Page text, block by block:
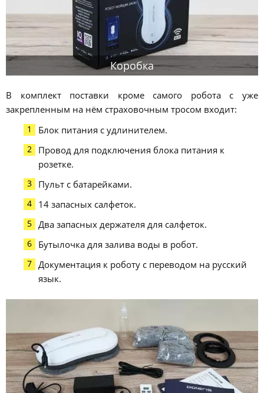
Коробка
В комплект поставки кроме самого робота с уже
закрепленным на нём страховочным тросом входит:
Блок питания с удлинителем.
Провод для подключения блока питания к
розетке.
Пульт с батарейками.
14 запасных салфеток.
Два запасных держателя для салфеток.
Бутылочка для залива воды в робот.
Документация к роботу с переводом на русский
язык.